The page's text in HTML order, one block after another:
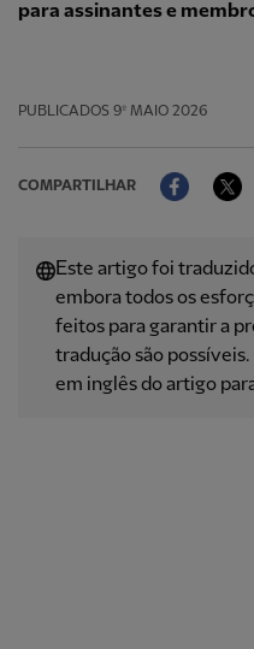
para assinantes e
PUBLICADOS 9º MAIO 2026
COMPARTILHAR
Este artigo foi
embora todos os
feitos para garantir a
tradução são
em inglês do artigo